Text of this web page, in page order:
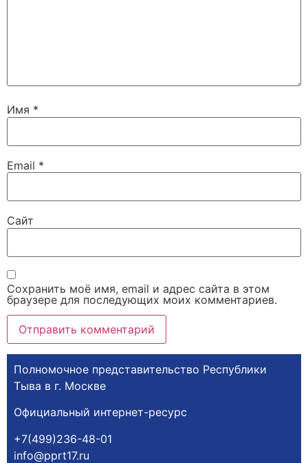
Имя *
Email *
Сайт
Сохранить моё имя, email и адрес сайта в этом
браузере для последующих моих комментариев.
Полномочное представительство Республики
Тыва в г. Москве
Официальный интернет-ресурс
+7(499)236-48-01
info@pprt17.ru